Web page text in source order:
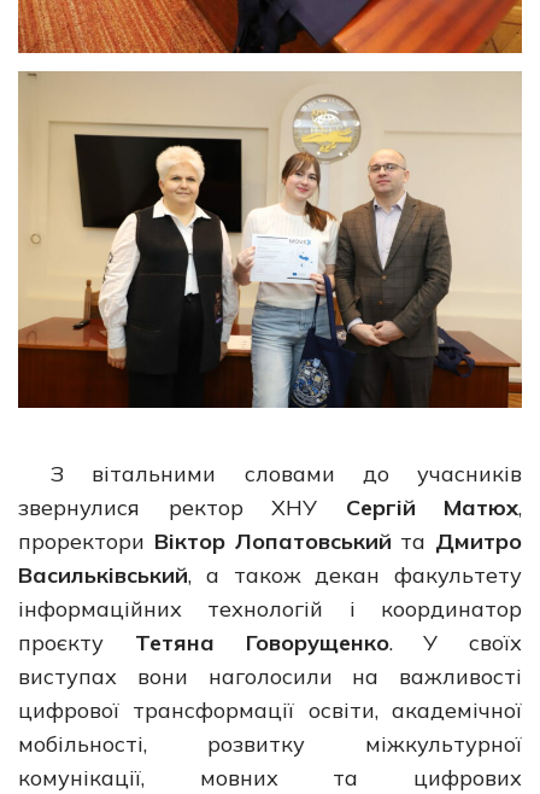
З вітальними словами до учасників
звернулися ректор ХНУ Сергій Матюх,
проректори Віктор Лопатовський та Дмитро
Васильківський, а також декан факультету
інформаційних технологій і координатор
проєкту Тетяна Говорущенко. У своїх
виступах вони наголосили на важливості
цифрової трансформації освіти, академічної
мобільності, розвитку міжкультурної
комунікації, мовних та цифрових